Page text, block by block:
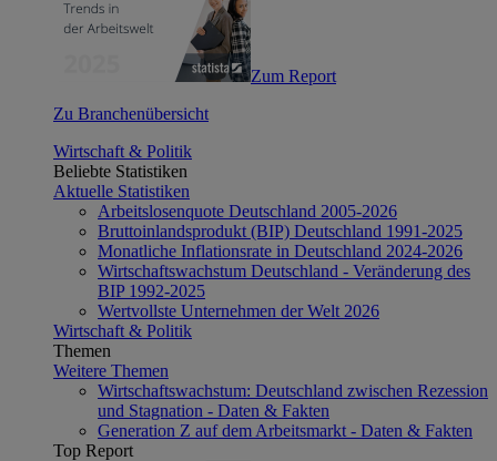
Zum Report
Zu Branchenübersicht
Wirtschaft & Politik
Beliebte Statistiken
Aktuelle Statistiken
Arbeitslosenquote Deutschland 2005-2026
Bruttoinlandsprodukt (BIP) Deutschland 1991-2025
Monatliche Inflationsrate in Deutschland 2024-2026
Wirtschaftswachstum Deutschland - Veränderung des
BIP 1992-2025
Wertvollste Unternehmen der Welt 2026
Wirtschaft & Politik
Themen
Weitere Themen
Wirtschaftswachstum: Deutschland zwischen Rezession
und Stagnation - Daten & Fakten
Generation Z auf dem Arbeitsmarkt - Daten & Fakten
Top Report